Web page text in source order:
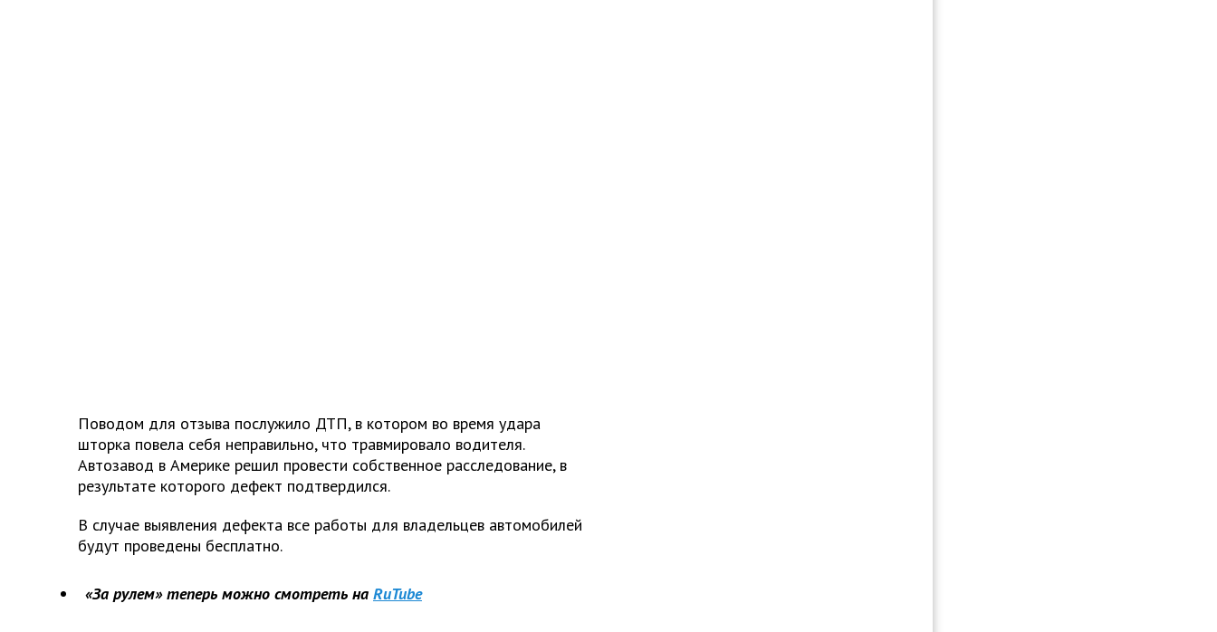
Поводом для отзыва послужило ДТП, в котором во время удара
шторка повела себя неправильно, что травмировало водителя.
Автозавод в Америке решил провести собственное расследование, в
результате которого дефект подтвердился.
В случае выявления дефекта все работы для владельцев автомобилей
будут проведены бесплатно.
«За рулем» теперь можно смотреть на RuTube